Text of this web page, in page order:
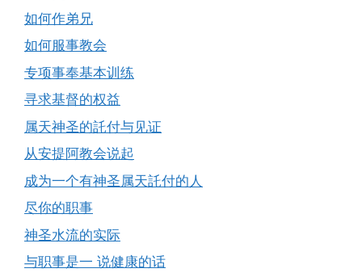
如何作弟兄
如何服事教会
专项事奉基本训练
寻求基督的权益
属天神圣的託付与见证
从安提阿教会说起
成为一个有神圣属天託付的人
尽你的职事
神圣水流的实际
与职事是一 说健康的话